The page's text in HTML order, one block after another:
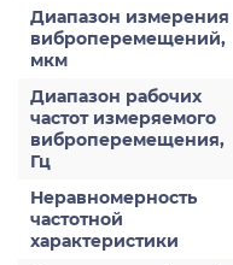
Диапазон измерения
виброперемещений,
мкм
Диапазон рабочих
частот измеряемого
виброперемещения,
Гц
Неравномерность
частотной
характеристики